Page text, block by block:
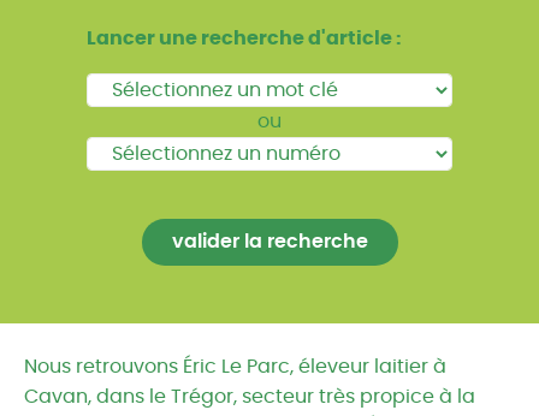
Lancer une recherche d'article :
ou
Nous retrouvons Éric Le Parc, éleveur laitier à
Cavan, dans le Trégor, secteur très propice à la